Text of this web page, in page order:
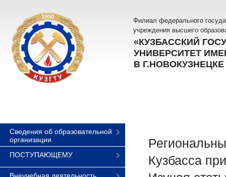
Филиал федерального
учреждения высшего
«КУЗБАССКИЙ
УНИВЕРСИТЕТ
В Г.НОВОКУЗНЕЦКЕ
Сведения об образовательной
организации
ПОСТУПАЮЩЕМУ
Кузбасса